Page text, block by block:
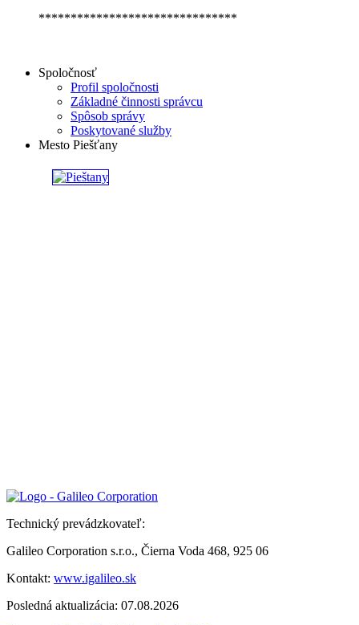
*******************************
Spoločnosť
Profil spoločnosti
Základné činnosti správcu
Spôsob správy
Poskytované služby
Mesto Piešťany
Technický prevádzkovateľ:
Galileo Corporation s.r.o., Čierna Voda 468, 925 06
Kontakt: www.igalileo.sk
Posledná aktualizácia: 07.08.2026